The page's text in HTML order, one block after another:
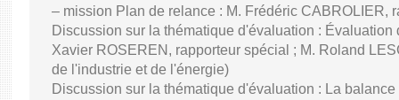
– mission Plan de relance : M. Frédéric CABROLIER,
Discussion sur la thématique d'évaluation :
Xavier ROSEREN, rapporteur spécial ; M. Roland
de l'industrie et de l'énergie)
Discussion sur la thématique d'évaluation : La